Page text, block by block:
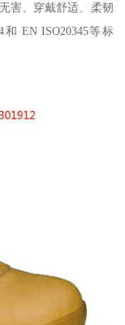
害、穿戴舒适、柔韧
EN ISO20345等标